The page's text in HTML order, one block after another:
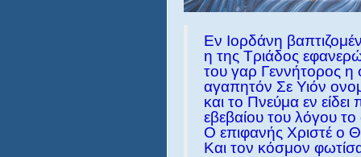
Εν Ιορδάνη
η της Τριάδος
του γαρ Γεννήτορος
αγαπητόν Σε Υιόν
και το Πνεύμα εν είδει
εβεβαίου του λόγου
Ο επιφανής Χριστέ ο
Και τον κόσμον